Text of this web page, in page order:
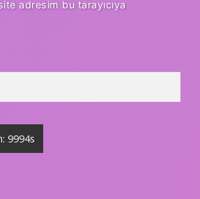
adresim bu tarayıcıya